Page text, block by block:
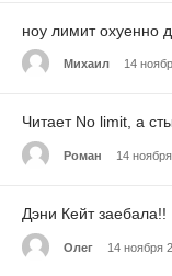
ноу лимит охуенно
Михаил 14
Читает No limit, а
Роман 14
Дэни Кейт заебала!!
Олег 14 ноября